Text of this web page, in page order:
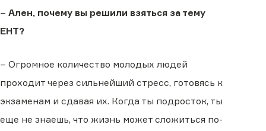
– Ален, почему вы решили взяться за тему
ЕНТ?
– Огромное количество молодых людей
проходит через сильнейший стресс, готовясь к
экзаменам и сдавая их. Когда ты подросток, ты
еще не знаешь, что жизнь может сложиться по-